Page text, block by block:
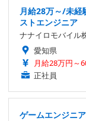
月給28万～/未
ストエンジニア
ナナイロモバイル
愛知県
月給28万円～
正社員
ゲームエンジニ